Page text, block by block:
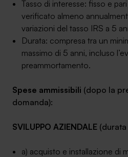
Tasso di interesse: fisso e pari
verificato almeno
variazioni del tasso IRS a 5
Durata: compresa tra un
massimo di 5 anni, incluso
preammortamento.
Spese ammissibili (dopo la
domanda):
SVILUPPO AZIENDALE
a) acquisto e installazione di